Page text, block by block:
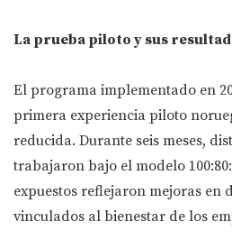
La prueba piloto y sus
El programa implementado en
primera experiencia piloto
reducida. Durante seis meses,
trabajaron bajo el modelo
expuestos reflejaron mejoras en
vinculados al bienestar de los